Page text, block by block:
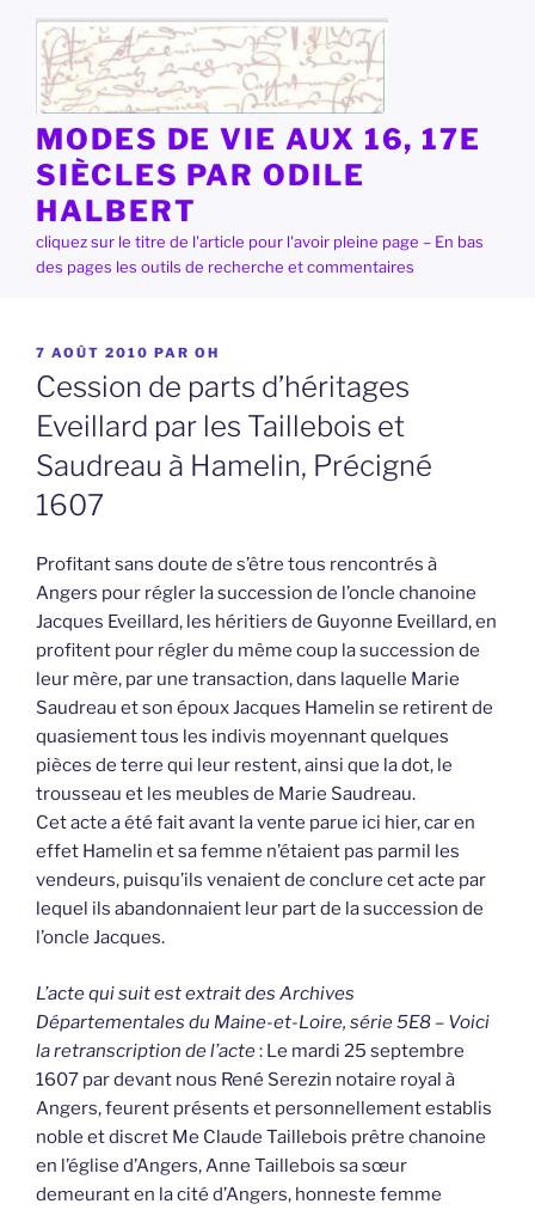
contenu
principal
MODES DE VIE AUX 16, 17E
SIÈCLES PAR ODILE
HALBERT
cliquez sur le titre de l'article pour l'avoir pleine page – En bas
des pages les outils de recherche et commentaires
PUBLIÉ
LE
7 AOÛT 2010 PAR OH
Cession de parts d’héritages
Eveillard par les Taillebois et
Saudreau à Hamelin, Précigné
1607
Profitant sans doute de s’être tous rencontrés à
Angers pour régler la succession de l’oncle chanoine
Jacques Eveillard, les héritiers de Guyonne Eveillard, en
profitent pour régler du même coup la succession de
leur mère, par une transaction, dans laquelle Marie
Saudreau et son époux Jacques Hamelin se retirent de
quasiement tous les indivis moyennant quelques
pièces de terre qui leur restent, ainsi que la dot, le
trousseau et les meubles de Marie Saudreau.
Cet acte a été fait avant la vente parue ici hier, car en
effet Hamelin et sa femme n’étaient pas parmil les
vendeurs, puisqu’ils venaient de conclure cet acte par
lequel ils abandonnaient leur part de la succession de
l’oncle Jacques.
L’acte qui suit est extrait des Archives
Départementales du Maine-et-Loire, série 5E8 – Voici
la retranscription de l’acte: Le mardi 25 septembre
1607 par devant nous René Serezin notaire royal à
Angers, feurent présents et personnellement establis
noble et discret Me Claude Taillebois prêtre chanoine
en l’église d’Angers, Anne Taillebois sa sœur
demeurant en la cité d’Angers, honneste femme